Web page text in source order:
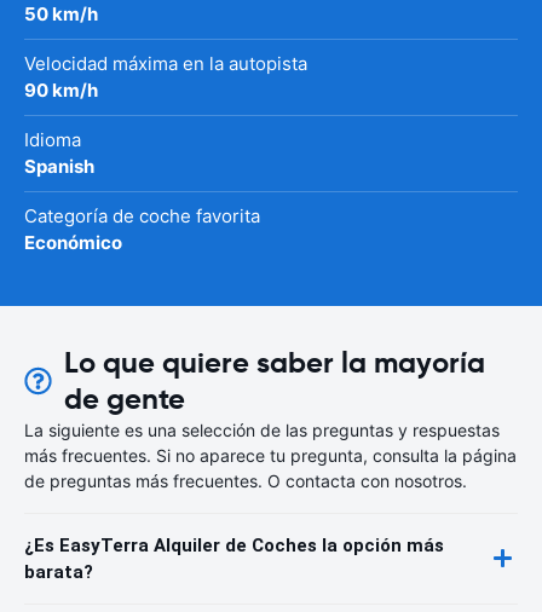
50 km/h
Velocidad máxima en la autopista
90 km/h
Idioma
Spanish
Categoría de coche favorita
Económico
Lo que quiere saber la mayoría
de gente
La siguiente es una selección de las preguntas y respuestas
más frecuentes. Si no aparece tu pregunta, consulta la página
de preguntas más frecuentes. O contacta con nosotros.
¿Es EasyTerra Alquiler de Coches la opción más
barata?